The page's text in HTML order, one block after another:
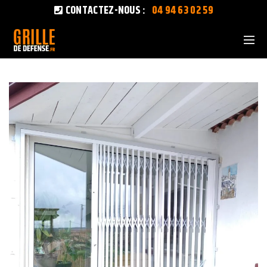
CONTACTEZ-NOUS : 04 94 63 02 59